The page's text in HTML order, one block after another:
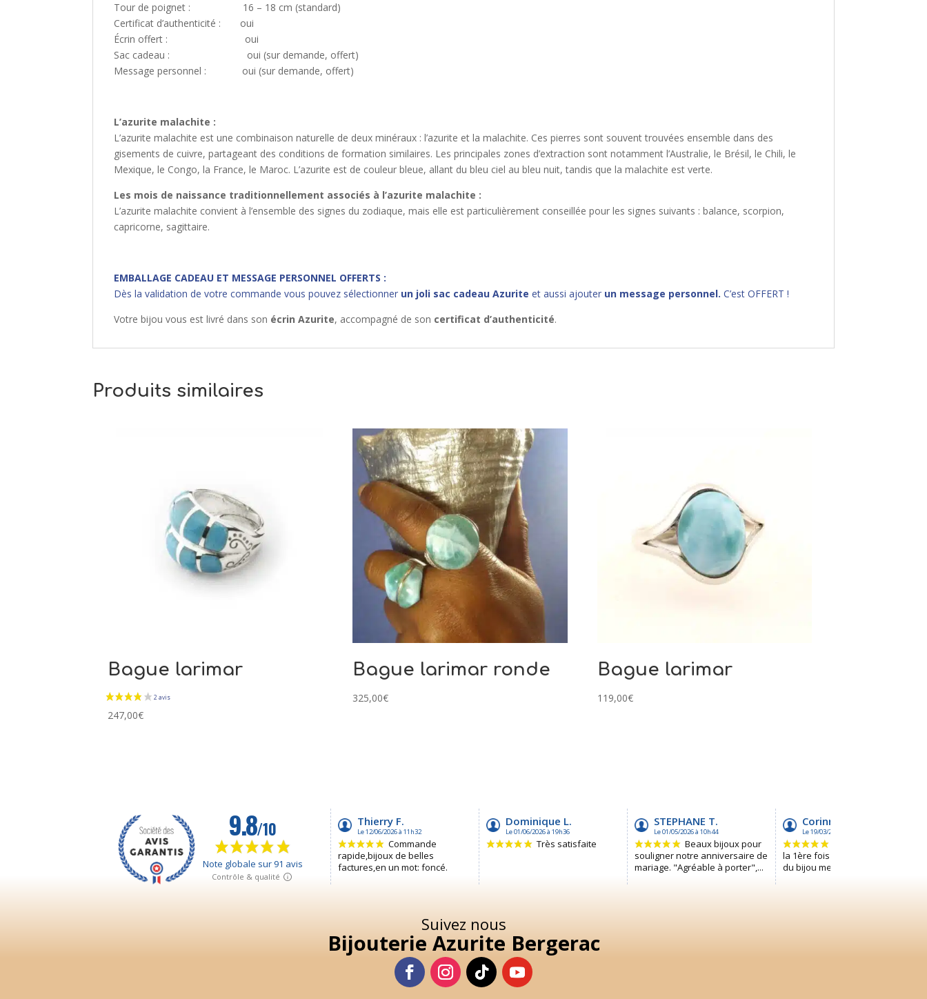
Tour de poignet : 16 – 18 cm (standard)
Certificat d’authenticité : oui
Écrin offert : oui
Sac cadeau : oui (sur demande, offert)
Message personnel : oui (sur demande, offert)
L’azurite malachite :
L’azurite malachite est une combinaison naturelle de deux minéraux : l’azurite et la malachite. Ces pierres sont souvent trouvées ensemble dans des
gisements de cuivre, partageant des conditions de formation similaires. Les principales zones d’extraction sont notamment l’Australie, le Brésil, le Chili, le
Mexique, le Congo, la France, le Maroc. L’azurite est de couleur bleue, allant du bleu ciel au bleu nuit, tandis que la malachite est verte.
Les mois de naissance traditionnellement associés à l’azurite malachite :
L’azurite malachite convient à l’ensemble des signes du zodiaque, mais elle est particulièrement conseillée pour les signes suivants : balance, scorpion,
capricorne, sagittaire.
EMBALLAGE CADEAU ET MESSAGE PERSONNEL OFFERTS :
Dès la validation de votre commande vous pouvez sélectionner un joli sac cadeau Azurite et aussi ajouter un message personnel.C’est OFFERT !
Votre bijou vous est livré dans son écrin Azurite, accompagné de son certificat d’authenticité.
Produits similaires
Bague larimar
247,00€
Bague larimar ronde
325,00€
Bague larimar
119,00€
Suivez nous
Bijouterie Azurite Bergerac